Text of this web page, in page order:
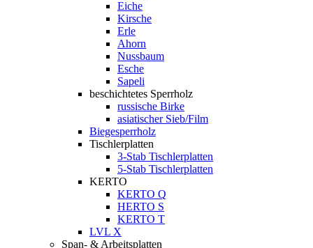
Eiche
Kirsche
Erle
Ahorn
Nussbaum
Esche
Sapeli
beschichtetes Sperrholz
russische Birke
asiatischer Sieb/Film
Biegesperrholz
Tischlerplatten
3-Stab Tischlerplatten
5-Stab Tischlerplatten
KERTO
KERTO Q
HERTO S
KERTO T
LVL X
Span- & Arbeitsplatten